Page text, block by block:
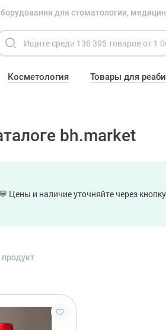
для стоматологии,
Косметология Товары для
bh.market
💬 Цены и наличие уточняйте через
продукт